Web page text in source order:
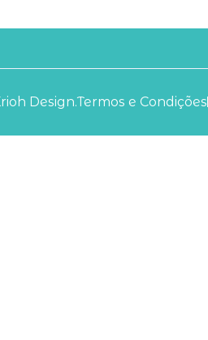
Design.Termos e Condições